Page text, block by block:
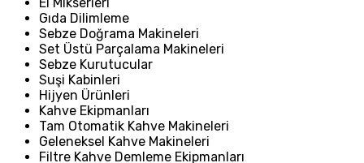
Gıda Dilimleme
Sebze Doğrama Makineleri
Set Üstü Parçalama Makineleri
Sebze Kurutucular
Suşi Kabinleri
Hijyen Ürünleri
Kahve Ekipmanları
Tam Otomatik Kahve Makineleri
Geleneksel Kahve Makineleri
Filtre Kahve Demleme Ekipmanları